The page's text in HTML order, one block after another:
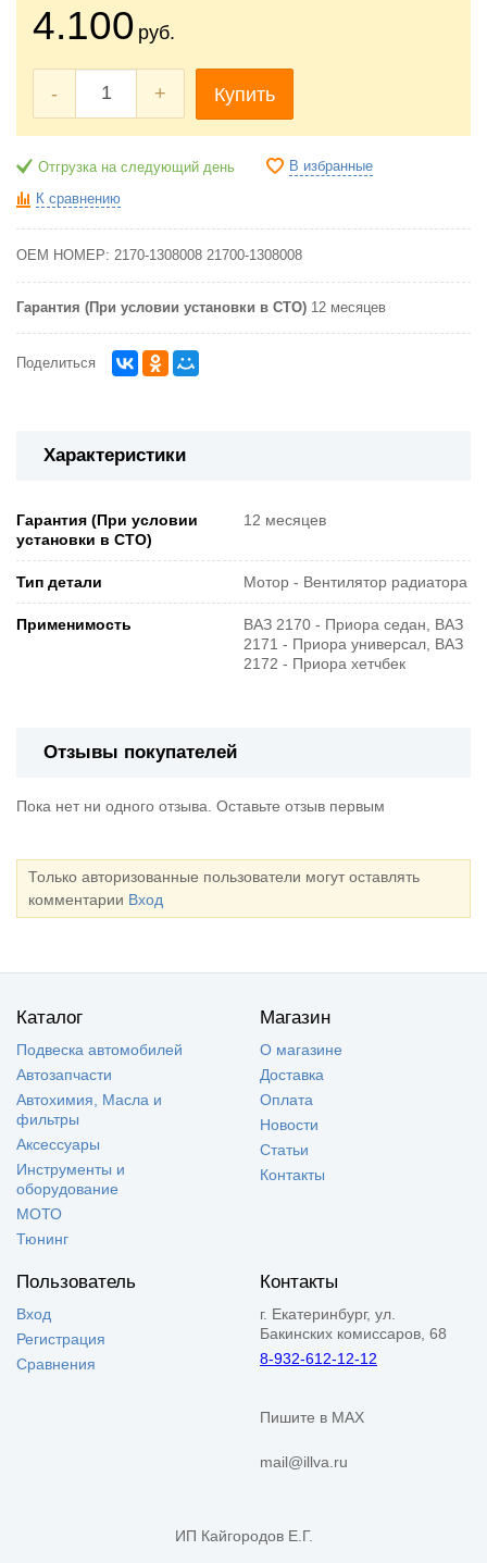
4.100 руб.
- + Купить
Отгрузка на следующий день В избранные
К сравнению
OEM НОМЕР: 2170-1308008 21700-1308008
Гарантия (При условии установки в СТО) 12 месяцев
Поделиться
Характеристики
Гарантия (При условии
установки в СТО)
12 месяцев
Тип детали Мотор - Вентилятор радиатора
Применимость
ВАЗ 2170 - Приора седан, ВАЗ
2171 - Приора универсал, ВАЗ
2172 - Приора хетчбек
Отзывы покупателей
Пока нет ни одного отзыва. Оставьте отзыв первым
Только авторизованные пользователи могут оставлять
комментарии Вход
Каталог
Подвеска автомобилей
Автозапчасти
Автохимия, Масла и
фильтры
Аксессуары
Инструменты и
оборудование
МОТО
Тюнинг
Магазин
О магазине
Доставка
Оплата
Новости
Статьи
Контакты
Пользователь
Вход
Регистрация
Сравнения
Контакты
г. Екатеринбург, ул.
Бакинских комиссаров, 68
8-932-612-12-12
Пишите в MAX
mail@illva.ru
ИП Кайгородов Е.Г.